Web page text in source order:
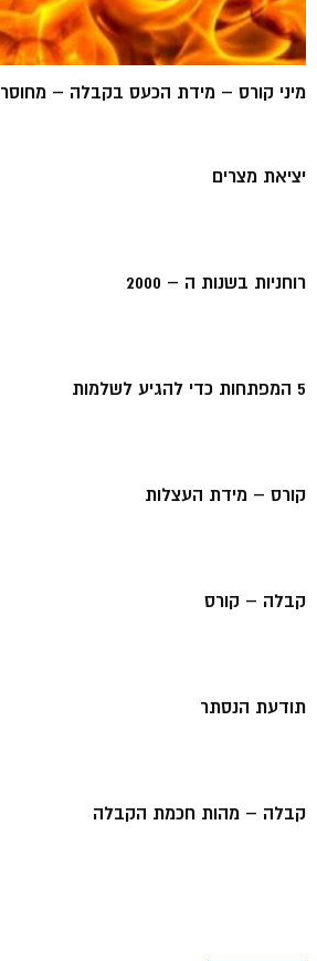
מיני קורס – מידת הכעס בקבלה –
יציאת מצרים
רוחניות בשנות ה – 2000
5 המפתחות כדי להגיע לשלמות
קורס – מידת העצלות
קבלה – קורס
תודעת הנסתר
קבלה – מהות חכמת הקבלה